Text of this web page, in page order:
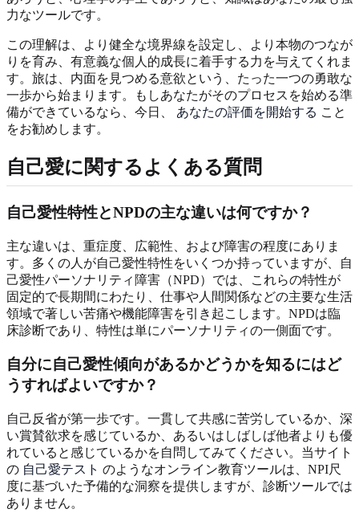
力なツールです。
この理解は、より健全な境界線を設定し、より本物のつなが
りを育み、有意義な個人的成長に着手する力を与えてくれま
す。旅は、内面を見つめる意欲という、たった一つの勇敢な
一歩から始まります。もしあなたがそのプロセスを始める準
備ができているなら、今日、 あなたの評価を開始する こと
をお勧めします。
自己愛に関するよくある質問
自己愛性特性とNPDの主な違いは何ですか？
主な違いは、重症度、広範性、および障害の程度にありま
す。多くの人が自己愛性特性をいくつか持っていますが、自
己愛性パーソナリティ障害（NPD）では、これらの特性が
固定的で長期間にわたり、仕事や人間関係などの主要な生活
領域で著しい苦痛や機能障害を引き起こします。NPDは臨
床診断であり、特性は単にパーソナリティの一側面です。
自分に自己愛性傾向があるかどうかを知るにはど
うすればよいですか？
自己反省が第一歩です。一貫して共感に苦労しているか、深
い賞賛欲求を感じているか、あるいはしばしば他者よりも優
れていると感じているかを自問してみてください。当サイト
の 自己愛テスト のようなオンライン教育ツールは、NPI尺
度に基づいた予備的な洞察を提供しますが、診断ツールでは
ありません。